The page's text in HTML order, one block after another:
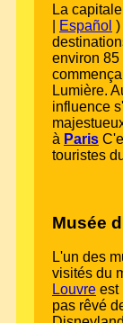
La
Español )
environ
Lumière.
influence
à Paris
touristes
Musée
L'un des
visités du
Louvre est
pas rêvé